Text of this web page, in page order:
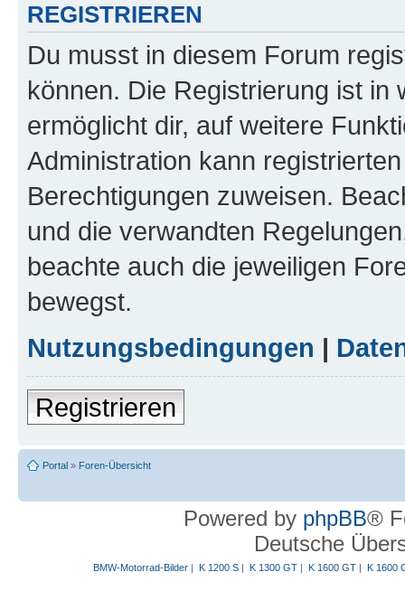
REGISTRIEREN
Du musst in diesem Forum
können. Die Registrierung ist in
ermöglicht dir, auf weitere
Administration kann
Berechtigungen zuweisen.
und die verwandten
beachte auch die jeweiligen
bewegst.
Nutzungsbedingungen |
Registrieren
Portal » Foren-Übersicht
Powered by phpBB®
Deutsche
BMW-Motorrad-Bilder| K 1200 S| K 1300 GT| K 1600 GT| K 1600